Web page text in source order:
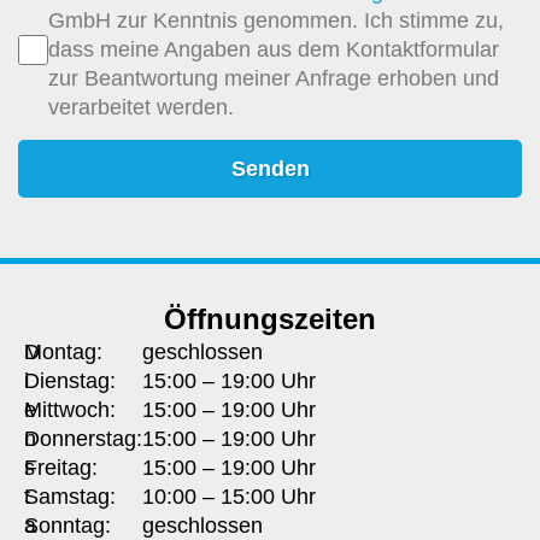
GmbH zur Kenntnis genommen. Ich stimme zu,
dass meine Angaben aus dem Kontaktformular
zur Beantwortung meiner Anfrage erhoben und
verarbeitet werden.
Senden
Öffnungszeiten
D
i
e
n
s
t
a
Montag:
Dienstag:
Mittwoch:
Donnerstag:
Freitag:
Samstag:
Sonntag:
geschlossen
15:00 – 19:00 Uhr
15:00 – 19:00 Uhr
15:00 – 19:00 Uhr
15:00 – 19:00 Uhr
10:00 – 15:00 Uhr
geschlossen